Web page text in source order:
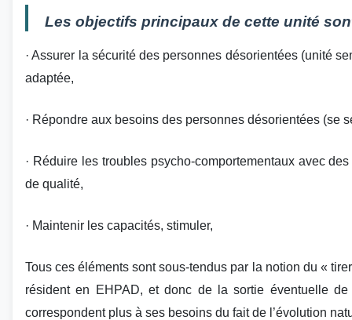
Les objectifs principaux de cette unité
· Assurer la sécurité des personnes désorientées (unité
adaptée,
· Répondre aux besoins des personnes désorientées (se
· Réduire les troubles psycho-comportementaux avec
de qualité,
· Maintenir les capacités, stimuler,
Tous ces éléments sont sous-tendus par la notion du «
résident en EHPAD, et donc de la sortie éventuelle
correspondent plus à ses besoins du fait de l’évolution